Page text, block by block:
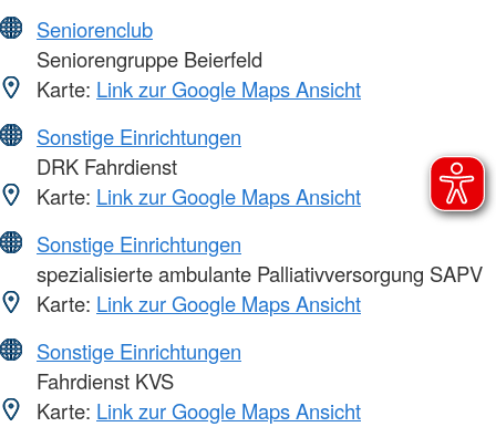
Seniorenclub
Seniorengruppe Beierfeld
Karte: Link zur Google Maps Ansicht
Sonstige Einrichtungen
DRK Fahrdienst
Karte: Link zur Google Maps Ansicht
Sonstige Einrichtungen
spezialisierte ambulante Palliativversorgung SAPV
Karte: Link zur Google Maps Ansicht
Sonstige Einrichtungen
Fahrdienst KVS
Karte: Link zur Google Maps Ansicht